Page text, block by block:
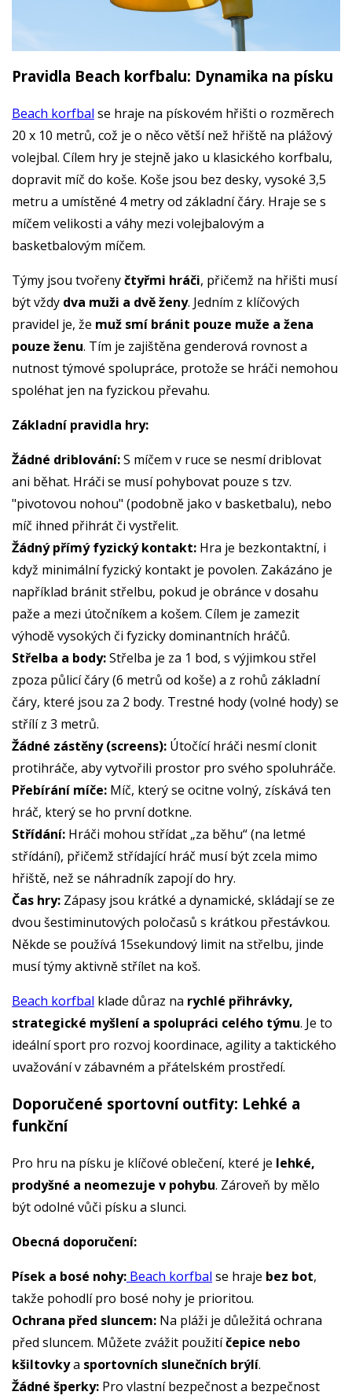
Pravidla Beach korfbalu: Dynamika na písku
Beach korfbal se hraje na pískovém hřišti o rozměrech
20 x 10 metrů, což je o něco větší než hřiště na plážový
volejbal. Cílem hry je stejně jako u klasického korfbalu,
dopravit míč do koše. Koše jsou bez desky, vysoké 3,5
metru a umístěné 4 metry od základní čáry. Hraje se s
míčem velikosti a váhy mezi volejbalovým a
basketbalovým míčem.
Týmy jsou tvořenyčtyřmi hráči, přičemž na hřišti musí
být vždy dva muži a dvě ženy. Jedním z klíčových
pravidel je, že muž smí bránit pouze muže a žena
pouze ženu. Tím je zajištěna genderová rovnost a
nutnost týmové spolupráce, protože se hráči nemohou
spoléhat jen na fyzickou převahu.
Základní pravidla hry:
Žádné driblování:S míčem v ruce se nesmí driblovat
ani běhat. Hráči se musí pohybovat pouze s tzv.
"pivotovou nohou" (podobně jako v basketbalu), nebo
míč ihned přihrát či vystřelit.
Žádný přímý fyzický kontakt: Hra je bezkontaktní, i
když minimální fyzický kontakt je povolen. Zakázáno je
například bránit střelbu, pokud je obránce v dosahu
paže a mezi útočníkem a košem. Cílem je zamezit
výhodě vysokých či fyzicky dominantních hráčů.
Střelba a body:Střelba je za 1 bod, s výjimkou střel
zpoza půlicí čáry (6 metrů od koše) a z rohů základní
čáry, které jsou za 2 body. Trestné hody (volné hody) se
střílí z 3 metrů.
Žádné zástěny (screens): Útočící hráči nesmí clonit
protihráče, aby vytvořili prostor pro svého spoluhráče.
Přebírání míče: Míč, který se ocitne volný, získává ten
hráč, který se ho první dotkne.
Střídání: Hráči mohou střídat „za běhu“ (na letmé
střídání), přičemž střídající hráč musí být zcela mimo
hřiště, než se náhradník zapojí do hry.
Čas hry: Zápasy jsou krátké a dynamické, skládají se ze
dvou šestiminutových poločasů s krátkou přestávkou.
Někde se používá 15sekundový limit na střelbu, jinde
musí týmy aktivně střílet na koš.
Beach korfbal klade důraz na rychlé přihrávky,
strategické myšlení a spolupráci celého týmu. Je to
ideální sport pro rozvoj koordinace, agility a taktického
uvažování v zábavném a přátelském prostředí.
Doporučené sportovní outfity: Lehké a
funkční
Pro hru na písku je klíčové oblečení, které je lehké,
prodyšné a neomezuje v pohybu. Zároveň by mělo
být odolné vůči písku a slunci.
Obecná doporučení:
Písek a bosé nohy: Beach korfbal se hraje bez bot,
takže pohodlí pro bosé nohy je prioritou.
Ochrana před sluncem: Na pláži je důležitá ochrana
před sluncem. Můžete zvážit použitíčepice nebo
kšiltovkya sportovních slunečních brýlí.
Žádné šperky: Pro vlastní bezpečnost a bezpečnost